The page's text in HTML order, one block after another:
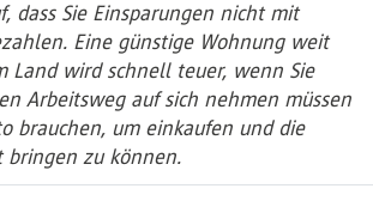
dass Sie Einsparungen nicht mit
Eine günstige Wohnung weit
Land wird schnell teuer, wenn Sie
Arbeitsweg auf sich nehmen müssen
brauchen, um einkaufen und die
bringen zu können.